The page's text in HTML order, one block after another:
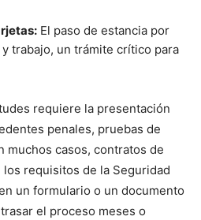
El paso de estancia por
trabajo, un trámite crítico para
requiere la presentación
penales, pruebas de
muchos casos, contratos de
requisitos de la Seguridad
un formulario o un documento
el proceso meses o